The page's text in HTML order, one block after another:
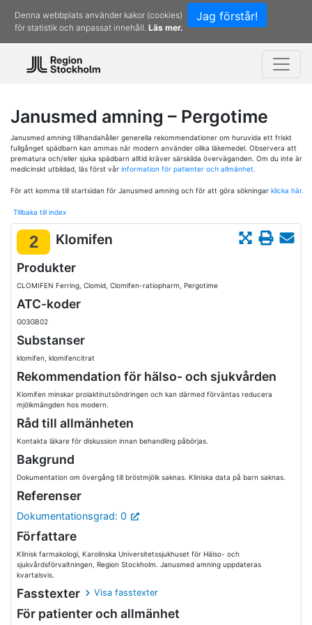
Jag förstår!
Denna webbplats använder kakor (cookies)
för statistik och anpassat innehåll. Läs mer.
Janusmed amning – Pergotime
Janusmed amning tillhandahåller generella rekommendationer om huruvida ett friskt
fullgånget spädbarn kan ammas när modern använder olika läkemedel. Observera att
prematura och/eller sjuka spädbarn alltid kräver särskilda överväganden. Om du inte är
medicinskt utbildad, läs först vår information för patienter och allmänhet.
För att komma till startsidan för Janusmed amning och för att göra sökningar klicka här.
Tillbaka till index
2 Klomifen
Produkter
CLOMIFEN Ferring, Clomid, Clomifen-ratiopharm, Pergotime
ATC-koder
G03GB02
Substanser
klomifen, klomifencitrat
Rekommendation för hälso- och sjukvården
Klomifen minskar prolaktinutsöndringen och kan därmed förväntas reducera
mjölkmängden hos modern.
Råd till allmänheten
Kontakta läkare för diskussion innan behandling påbörjas.
Bakgrund
Dokumentation om övergång till bröstmjölk saknas. Kliniska data på barn saknas.
Referenser
Dokumentationsgrad: 0
Författare
Klinisk farmakologi, Karolinska Universitetssjukhuset för Hälso- och
sjukvårdsförvaltningen, Region Stockholm. Janusmed amning uppdateras
kvartalsvis.
Fasstexter Visa fasstexter
För patienter och allmänhet